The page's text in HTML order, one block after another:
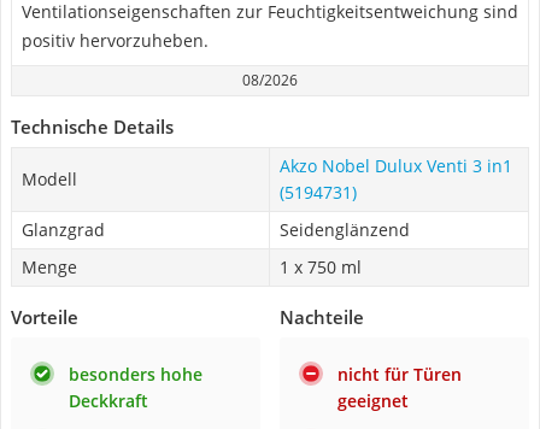
Ventilationseigenschaften zur Feuchtigkeitsentweichung sind
positiv hervorzuheben.
08/2026
Technische Details
Modell
Akzo Nobel Dulux Venti 3 in1
(5194731)
Glanzgrad
Seidenglänzend
Menge
1 x 750 ml
Vorteile
besonders hohe
Deckkraft
Nachteile
nicht für Türen
geeignet